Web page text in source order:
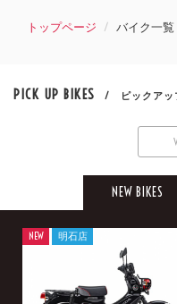
トップページ バイク一覧
PICK UP BIKES / ピックアッ
NEW BIKES
NEW 明石店